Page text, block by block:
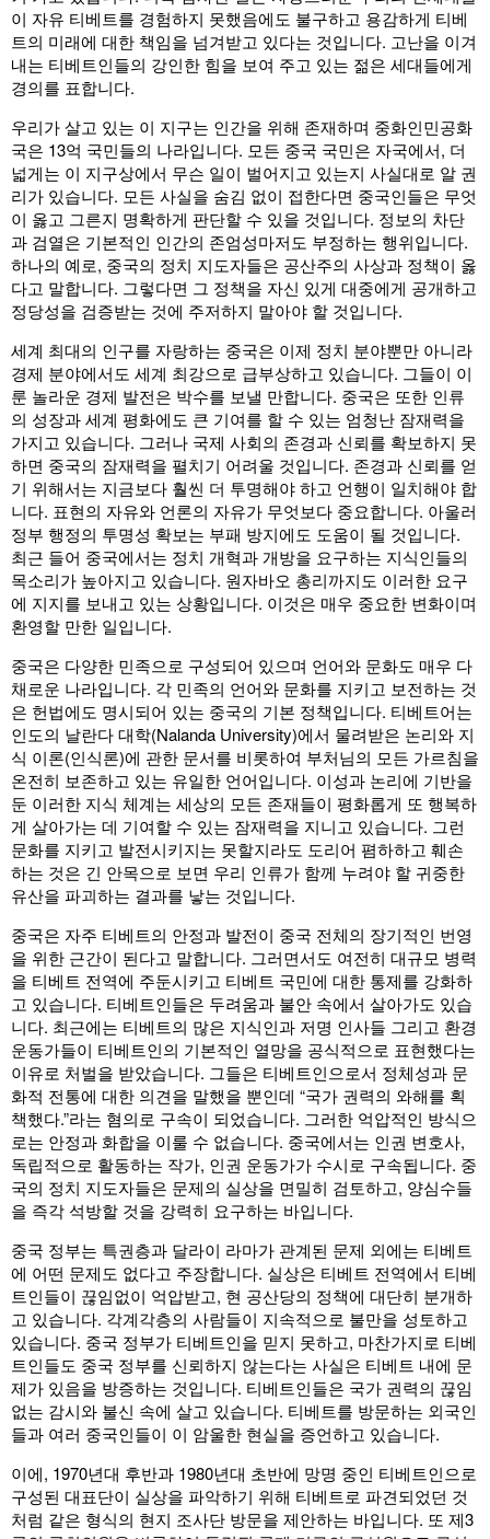
이 자유 티베트를 경험하지 못했음에도 불구하고 용감하게 티베
트의 미래에 대한 책임을 넘겨받고 있다는 것입니다. 고난을 이겨
내는 티베트인들의 강인한 힘을 보여 주고 있는 젊은 세대들에게
경의를 표합니다.
우리가 살고 있는 이 지구는 인간을 위해 존재하며 중화인민공화
국은 13억 국민들의 나라입니다. 모든 중국 국민은 자국에서, 더
넓게는 이 지구상에서 무슨 일이 벌어지고 있는지 사실대로 알 권
리가 있습니다. 모든 사실을 숨김 없이 접한다면 중국인들은 무엇
이 옳고 그른지 명확하게 판단할 수 있을 것입니다. 정보의 차단
과 검열은 기본적인 인간의 존엄성마저도 부정하는 행위입니다.
하나의 예로, 중국의 정치 지도자들은 공산주의 사상과 정책이 옳
다고 말합니다. 그렇다면 그 정책을 자신 있게 대중에게 공개하고
정당성을 검증받는 것에 주저하지 말아야 할 것입니다.
세계 최대의 인구를 자랑하는 중국은 이제 정치 분야뿐만 아니라
경제 분야에서도 세계 최강으로 급부상하고 있습니다. 그들이 이
룬 놀라운 경제 발전은 박수를 보낼 만합니다. 중국은 또한 인류
의 성장과 세계 평화에도 큰 기여를 할 수 있는 엄청난 잠재력을
가지고 있습니다. 그러나 국제 사회의 존경과 신뢰를 확보하지 못
하면 중국의 잠재력을 펼치기 어려울 것입니다. 존경과 신뢰를 얻
기 위해서는 지금보다 훨씬 더 투명해야 하고 언행이 일치해야 합
니다. 표현의 자유와 언론의 자유가 무엇보다 중요합니다. 아울러
정부 행정의 투명성 확보는 부패 방지에도 도움이 될 것입니다.
최근 들어 중국에서는 정치 개혁과 개방을 요구하는 지식인들의
목소리가 높아지고 있습니다. 원자바오 총리까지도 이러한 요구
에 지지를 보내고 있는 상황입니다. 이것은 매우 중요한 변화이며
환영할 만한 일입니다.
중국은 다양한 민족으로 구성되어 있으며 언어와 문화도 매우 다
채로운 나라입니다. 각 민족의 언어와 문화를 지키고 보전하는 것
은 헌법에도 명시되어 있는 중국의 기본 정책입니다. 티베트어는
인도의 날란다 대학(Nalanda University)에서 물려받은 논리와 지
식 이론(인식론)에 관한 문서를 비롯하여 부처님의 모든 가르침을
온전히 보존하고 있는 유일한 언어입니다. 이성과 논리에 기반을
둔 이러한 지식 체계는 세상의 모든 존재들이 평화롭게 또 행복하
게 살아가는 데 기여할 수 있는 잠재력을 지니고 있습니다. 그런
문화를 지키고 발전시키지는 못할지라도 도리어 폄하하고 훼손
하는 것은 긴 안목으로 보면 우리 인류가 함께 누려야 할 귀중한
유산을 파괴하는 결과를 낳는 것입니다.
중국은 자주 티베트의 안정과 발전이 중국 전체의 장기적인 번영
을 위한 근간이 된다고 말합니다. 그러면서도 여전히 대규모 병력
을 티베트 전역에 주둔시키고 티베트 국민에 대한 통제를 강화하
고 있습니다. 티베트인들은 두려움과 불안 속에서 살아가도 있습
니다. 최근에는 티베트의 많은 지식인과 저명 인사들 그리고 환경
운동가들이 티베트인의 기본적인 열망을 공식적으로 표현했다는
이유로 처벌을 받았습니다. 그들은 티베트인으로서 정체성과 문
화적 전통에 대한 의견을 말했을 뿐인데 “국가 권력의 와해를 획
책했다.”라는 혐의로 구속이 되었습니다. 그러한 억압적인 방식으
로는 안정과 화합을 이룰 수 없습니다. 중국에서는 인권 변호사,
독립적으로 활동하는 작가, 인권 운동가가 수시로 구속됩니다. 중
국의 정치 지도자들은 문제의 실상을 면밀히 검토하고, 양심수들
을 즉각 석방할 것을 강력히 요구하는 바입니다.
중국 정부는 특권층과 달라이 라마가 관계된 문제 외에는 티베트
에 어떤 문제도 없다고 주장합니다. 실상은 티베트 전역에서 티베
트인들이 끊임없이 억압받고, 현 공산당의 정책에 대단히 분개하
고 있습니다. 각계각층의 사람들이 지속적으로 불만을 성토하고
있습니다. 중국 정부가 티베트인을 믿지 못하고, 마찬가지로 티베
트인들도 중국 정부를 신뢰하지 않는다는 사실은 티베트 내에 문
제가 있음을 방증하는 것입니다. 티베트인들은 국가 권력의 끊임
없는 감시와 불신 속에 살고 있습니다. 티베트를 방문하는 외국인
들과 여러 중국인들이 이 암울한 현실을 증언하고 있습니다.
이에, 1970년대 후반과 1980년대 초반에 망명 중인 티베트인으로
구성된 대표단이 실상을 파악하기 위해 티베트로 파견되었던 것
처럼 같은 형식의 현지 조사단 방문을 제안하는 바입니다. 또 제3